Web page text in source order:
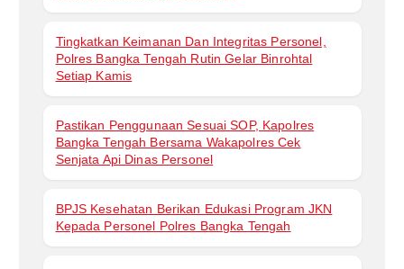
Tingkatkan Keimanan Dan Integritas Personel,
Polres Bangka Tengah Rutin Gelar Binrohtal
Setiap Kamis
Pastikan Penggunaan Sesuai SOP, Kapolres
Bangka Tengah Bersama Wakapolres Cek
Senjata Api Dinas Personel
BPJS Kesehatan Berikan Edukasi Program JKN
Kepada Personel Polres Bangka Tengah